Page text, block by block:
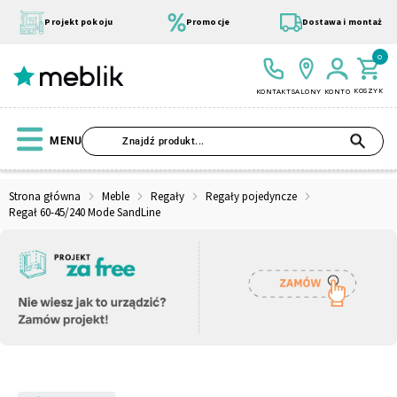
treści
Projekt pokoju Promocje Dostawa i montaż
KONTAKTSALONY KONTO KOSZYK
0
MENU
Strona główna Meble Regały
Regały pojedyncze
Regał 60-45/240 Mode SandLine
Wszystkie Kolekcje
Szafa
Materace